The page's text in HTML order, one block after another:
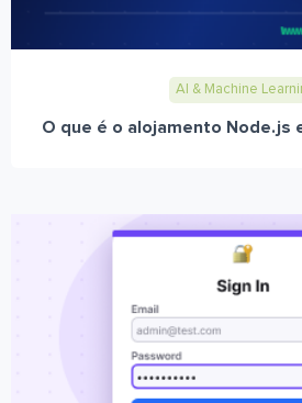
AI & Machine
O que é o alojamento Node.js